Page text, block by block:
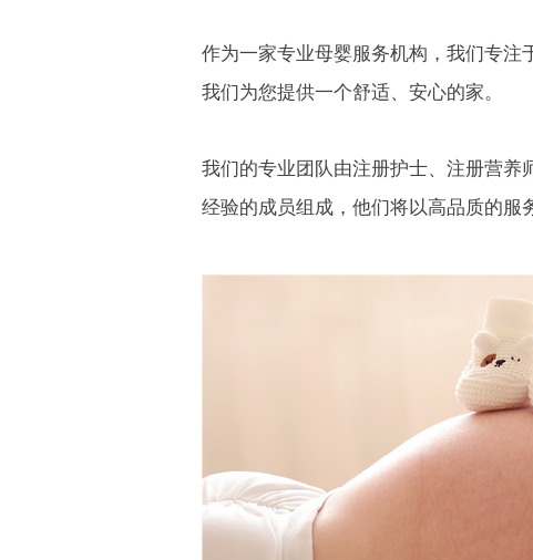
作为一家专业母婴服务机构，我们专注
我们为您提供一个舒适、安心的家。
我们的专业团队由注册护士、注册营养
经验的成员组成，他们将以高品质的服